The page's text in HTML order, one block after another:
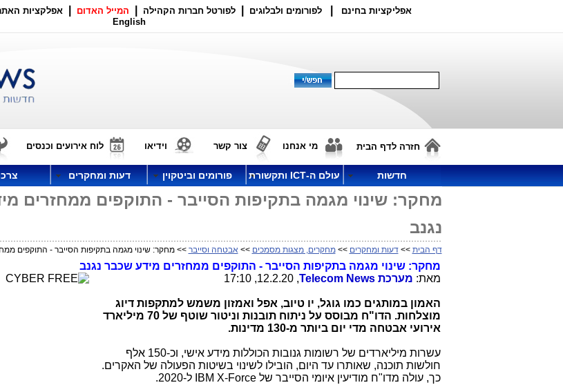
אפליקציות בחינם לפורומים ולבלוגים לפורטל חברות הקהילה המייל האדום אפלקציות
English
חזרה לדף הבית מי אנחנו צור קשר וידיאו לוח אירועים וכנסים
חדשות עולם ה-ICT ותקשורת פורומים וביטקוין דעות ומחקרים
מחקר: שינוי מגמה בתקיפות הסייבר - התוקפים ממחזרים
נגנב
דף הבית >>דעות ומחקרים >>מחקרים, מצגות מסמכים >> אבטחה וסייבר >> מחקר: שינוי מגמה בתקיפות הסייבר - התוקפים
מחקר: שינוי מגמה בתקיפות הסייבר - התוקפים ממחזרים מידע שכבר נגנב
מאת: מערכתTelecom News
, 12.2.20, 17:10
האמון במותגים כמו גוגל, יו טיוב, אפל ואמזון משמש למתקפות דיוג
מוצלחות.
הדו"ח מבוסס על ניתוח תובנות וניטור שוטף של 70 מיליארד
אירועי אבטחה מדי יום ביותר מ-130 מדינות.
עשרות מיליארדים של רשומות גנובות הכוללות מידע אישי, וכ-150 אלף
חולשות תוכנה, שאותרו עד היום, הובילו לשינוי בשיטות הפעולה של האקרים.
כך, עולה מדו"ח מודיעין איומי הסייבר שלIBM X-Force ל-2020.